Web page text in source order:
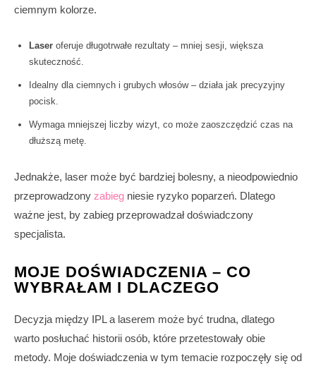
ciemnym kolorze.
Laser oferuje długotrwałe rezultaty – mniej sesji, większa
skuteczność.
Idealny dla ciemnych i grubych włosów – działa jak precyzyjny
pocisk.
Wymaga mniejszej liczby wizyt, co może zaoszczędzić czas na
dłuższą metę.
Jednakże, laser może być bardziej bolesny, a nieodpowiednio
przeprowadzony zabieg niesie ryzyko poparzeń. Dlatego
ważne jest, by zabieg przeprowadzał doświadczony
specjalista.
MOJE DOŚWIADCZENIA – CO
WYBRAŁAM I DLACZEGO
Decyzja między IPL a laserem może być trudna, dlatego
warto posłuchać historii osób, które przetestowały obie
metody. Moje doświadczenia w tym temacie rozpoczęły się od